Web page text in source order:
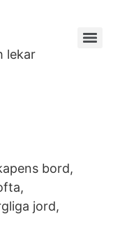
lekar
bord,
jord,